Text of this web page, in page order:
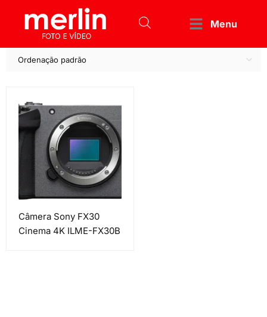
Menu
Ordenação padrão
Câmera Sony FX30
Cinema 4K ILME-FX30B